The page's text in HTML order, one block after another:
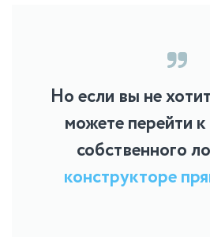
Но если вы не
можете перейти
собственного
конструкторе